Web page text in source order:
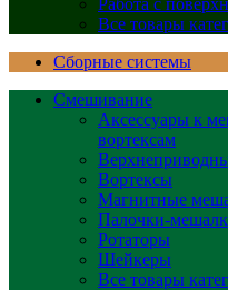
Работа с
Все товары
Сборные системы
Смешивание
Аксессуары к
вортексам
Вортексы
Магнитные
Палочки-
Ротаторы
Шейкеры
Все товары